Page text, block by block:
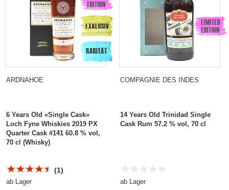
ARDNAHOE
6 Years Old «Single Cask»
Loch Fyne Whiskies 2019 PX
Quarter Cask #141 60.8 % vol,
70 cl (Whisky)
(1)
ab Lager
COMPAGNIE DES INDES
14 Years Old Trinidad Single
Cask Rum 57.2 % vol, 70 cl
ab Lager